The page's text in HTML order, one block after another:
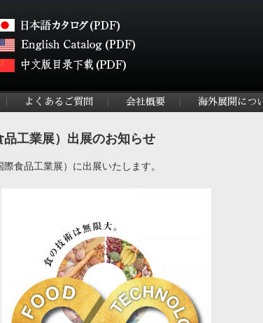
よくあるご質問 会社概要 海外展開につ
工業展）出展のお知らせ
食品工業展）に出展いたします。